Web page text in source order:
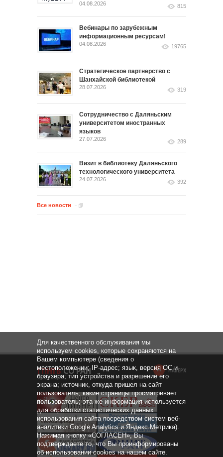
04.08.2026 815
Вебинары по зарубежным
информационным ресурсам!
04.08.2026 19765
Стратегическое партнерство с
Шанхайской библиотекой
28.07.2026 319
Сотрудничество с Даляньским
университетом иностранных
языков
27.07.2026 289
Визит в библиотеку Даляньского
технологического университета
24.07.2026 392
Все новости
НАВЕРХ
Для качественного обслуживания мы
используем cookies, которые сохраняются на
Вашем компьютере (сведения о
местоположении; IP-адрес; язык, версия ОС и
браузера; тип устройства и разрешение его
экрана; источник, откуда пришел на сайт
пользователь; какие страницы просматривает
пользователь; эта же информация используется
для обработки статистических данных
использования сайта посредством систем веб-
аналитики Google Analytics и Яндекс.Метрика).
Нажимая кнопку «СОГЛАСЕН», Вы
подтверждаете то, что Вы проинформированы
об использовании cookies на нашем сайте.